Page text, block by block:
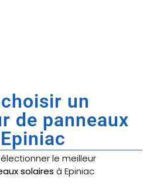
un
de panneaux
le meilleur
solaires à Epiniac